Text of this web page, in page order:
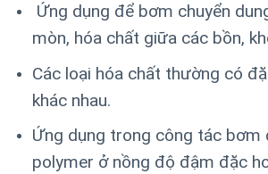
Ứng dụng để bơm chuyển
mòn, hóa chất giữa các bồn,
Các loại hóa chất thường có
khác nhau.
Ứng dụng trong công tác bơm
polymer ở nồng độ đậm đặc